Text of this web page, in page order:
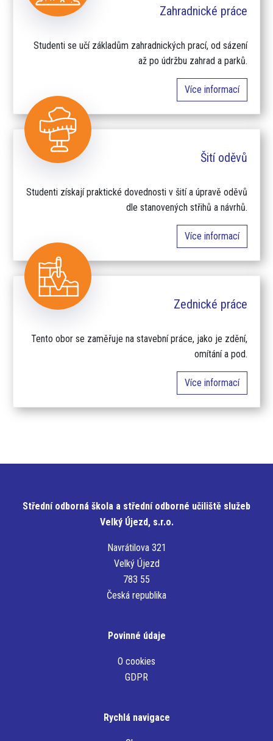
Zahradnické práce
Studenti se učí základům zahradnických prací, od sázení
až po údržbu zahrad a parků.
Více informací
Šití oděvů
Studenti získají praktické dovednosti v šití a úpravě oděvů
dle stanovených střihů a návrhů.
Více informací
Zednické práce
Tento obor se zaměřuje na stavební práce, jako je zdění,
omítání a pod.
Více informací
Střední odborná škola a střední odborné učiliště služeb
Velký Újezd, s.r.o.
Navrátilova 321
Velký Újezd
783 55
Česká republika
Povinné údaje
O cookies
GDPR
Rychlá navigace